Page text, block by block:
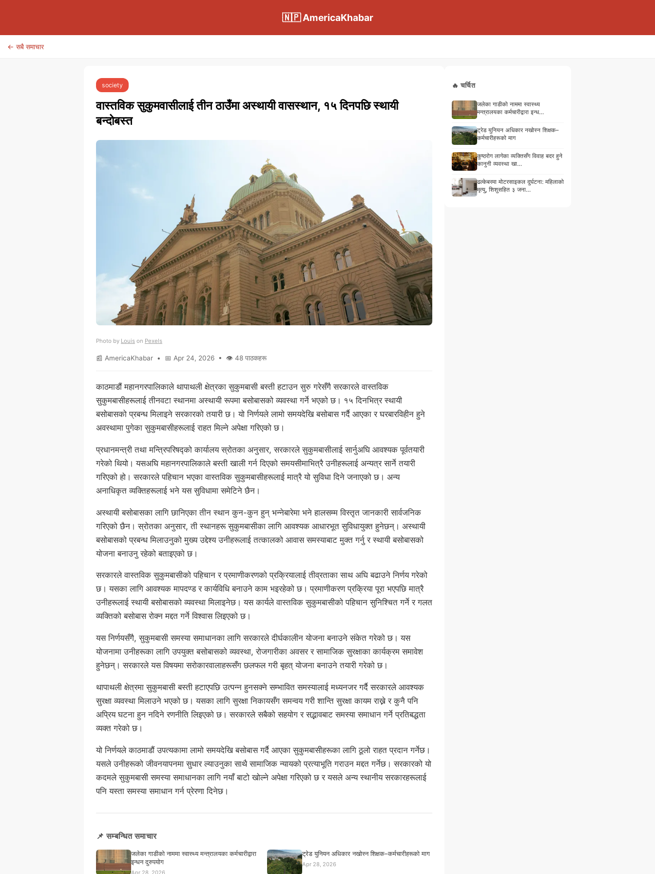
🇳🇵 AmericaKhabar
← सबै समाचार
society
वास्तविक सुकुमवासीलाई तीन ठाउँमा अस्थायी वासस्थान, १५ दिनपछि स्थायी
बन्दोबस्त
Photo by Louis on Pexels
📰 AmericaKhabar • 📅 Apr 24, 2026 • 👁 48 पाठकहरू
काठमाडौं महानगरपालिकाले थापाथली क्षेत्रका सुकुमबासी बस्ती हटाउन सुरु गरेसँगै सरकारले वास्तविक
सुकुमबासीहरूलाई तीनवटा स्थानमा अस्थायी रूपमा बसोबासको व्यवस्था गर्ने भएको छ। १५ दिनभित्र स्थायी
बसोबासको प्रबन्ध मिलाइने सरकारको तयारी छ। यो निर्णयले लामो समयदेखि बसोबास गर्दै आएका र घरबारविहीन हुने
अवस्थामा पुगेका सुकुमबासीहरूलाई राहत मिल्ने अपेक्षा गरिएको छ।
प्रधानमन्त्री तथा मन्त्रिपरिषद्को कार्यालय स्रोतका अनुसार, सरकारले सुकुमबासीलाई सार्नुअघि आवश्यक पूर्वतयारी
गरेको थियो। यसअघि महानगरपालिकाले बस्ती खाली गर्न दिएको समयसीमाभित्रै उनीहरूलाई अन्यत्र सार्ने तयारी
गरिएको हो। सरकारले पहिचान भएका वास्तविक सुकुमबासीहरूलाई मात्रै यो सुविधा दिने जनाएको छ। अन्य
अनाधिकृत व्यक्तिहरूलाई भने यस सुविधामा समेटिने छैन।
अस्थायी बसोबासका लागि छानिएका तीन स्थान कुन-कुन हुन् भन्नेबारेमा भने हालसम्म विस्तृत जानकारी सार्वजनिक
गरिएको छैन। स्रोतका अनुसार, ती स्थानहरू सुकुमबासीका लागि आवश्यक आधारभूत सुविधायुक्त हुनेछन्। अस्थायी
बसोबासको प्रबन्ध मिलाउनुको मुख्य उद्देश्य उनीहरूलाई तत्कालको आवास समस्याबाट मुक्त गर्नु र स्थायी बसोबासको
योजना बनाउनु रहेको बताइएको छ।
सरकारले वास्तविक सुकुमबासीको पहिचान र प्रमाणीकरणको प्रक्रियालाई तीव्रताका साथ अघि बढाउने निर्णय गरेको
छ। यसका लागि आवश्यक मापदण्ड र कार्यविधि बनाउने काम भइरहेको छ। प्रमाणीकरण प्रक्रिया पूरा भएपछि मात्रै
उनीहरूलाई स्थायी बसोबासको व्यवस्था मिलाइनेछ। यस कार्यले वास्तविक सुकुमबासीको पहिचान सुनिश्चित गर्ने र गलत
व्यक्तिको बसोबास रोक्न मद्दत गर्ने विश्वास लिइएको छ।
यस निर्णयसँगै, सुकुमबासी समस्या समाधानका लागि सरकारले दीर्घकालीन योजना बनाउने संकेत गरेको छ। यस
योजनामा उनीहरूका लागि उपयुक्त बसोबासको व्यवस्था, रोजगारीका अवसर र सामाजिक सुरक्षाका कार्यक्रम समावेश
हुनेछन्। सरकारले यस विषयमा सरोकारवालाहरूसँग छलफल गरी बृहत् योजना बनाउने तयारी गरेको छ।
थापाथली क्षेत्रमा सुकुमबासी बस्ती हटाएपछि उत्पन्न हुनसक्ने सम्भावित समस्यालाई मध्यनजर गर्दै सरकारले आवश्यक
सुरक्षा व्यवस्था मिलाउने भएको छ। यसका लागि सुरक्षा निकायसँग समन्वय गरी शान्ति सुरक्षा कायम राख्ने र कुनै पनि
अप्रिय घटना हुन नदिने रणनीति लिइएको छ। सरकारले सबैको सहयोग र सद्भावबाट समस्या समाधान गर्ने प्रतिबद्धता
व्यक्त गरेको छ।
यो निर्णयले काठमाडौं उपत्यकामा लामो समयदेखि बसोबास गर्दै आएका सुकुमबासीहरूका लागि ठूलो राहत प्रदान गर्नेछ।
यसले उनीहरूको जीवनयापनमा सुधार ल्याउनुका साथै सामाजिक न्यायको प्रत्याभूति गराउन मद्दत गर्नेछ। सरकारको यो
कदमले सुकुमबासी समस्या समाधानका लागि नयाँ बाटो खोल्ने अपेक्षा गरिएको छ र यसले अन्य स्थानीय सरकारहरूलाई
पनि यस्ता समस्या समाधान गर्न प्रेरणा दिनेछ।
📌 सम्बन्धित समाचार
जलेका गाडीको नाममा स्वास्थ्य मन्त्रालयका कर्मचारीद्वारा
इन्धन दुरुपयोग
Apr 28, 2026
ट्रेड युनियन अधिकार नखोस्न शिक्षक–कर्मचारीहरूको माग
Apr 28, 2026
🔥 चर्चित
जलेका गाडीको नाममा स्वास्थ्य
मन्त्रालयका कर्मचारीद्वारा इन्ध…
ट्रेड युनियन अधिकार नखोस्न शिक्षक–
कर्मचारीहरूको माग
कुष्ठरोग लागेका व्यक्तिसँग विवाह बदर हुने
कानुनी व्यवस्था खा…
ढल्केबरमा मोटरसाइकल दुर्घटना: महिलाको
मृत्यु, शिशुसहित ३ जना…